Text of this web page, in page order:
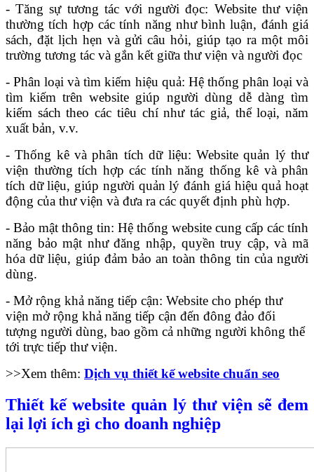
- Tăng sự tương tác với người đọc: Website thư viện
thường tích hợp các tính năng như bình luận, đánh giá
sách, đặt lịch hẹn và gửi câu hỏi, giúp tạo ra một môi
trường tương tác và gắn kết giữa thư viện và người đọc
- Phân loại và tìm kiếm hiệu quả: Hệ thống phân loại và
tìm kiếm trên website giúp người dùng dễ dàng tìm
kiếm sách theo các tiêu chí như tác giả, thể loại, năm
xuất bản, v.v.
- Thống kê và phân tích dữ liệu: Website quản lý thư
viện thường tích hợp các tính năng thống kê và phân
tích dữ liệu, giúp người quản lý đánh giá hiệu quả hoạt
động của thư viện và đưa ra các quyết định phù hợp.
- Bảo mật thông tin: Hệ thống website cung cấp các tính
năng bảo mật như đăng nhập, quyền truy cập, và mã
hóa dữ liệu, giúp đảm bảo an toàn thông tin của người
dùng.
- Mở rộng khả năng tiếp cận: Website cho phép thư
viện mở rộng khả năng tiếp cận đến đông đảo đối
tượng người dùng, bao gồm cả những người không thể
tới trực tiếp thư viện.
>>Xem thêm: Dịch vụ thiết kế website chuẩn seo
Thiết kế website quản lý thư viện sẽ đem
lại lợi ích gì cho doanh nghiệp